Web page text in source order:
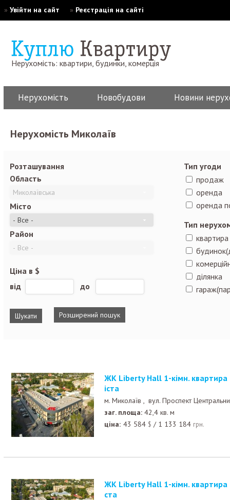
» Увійти на сайт » Реєстрація на сайті
Нерухомість: квартири, будинки, комерція
Нерухомість Новобудови Новини
Нерухомість Миколаїв
Розташування
Область
Місто
Район
Ціна в $
від
до
Тип угоди
продаж
оренда
оренда
Тип
квартира
ділянка
Розширений пошук
ЖК Liberty Hall 1-кімн. квартира 42,4 кв. м. в центрі м
іста
м. Миколаїв , вул. Проспект
заг. площа: 42,4 кв. м
ціна: 43 584 $ / 1 133 184 грн.
ЖК Liberty Hall 1-кімн. квартира 37,2кв. м. в центрі мі
ста